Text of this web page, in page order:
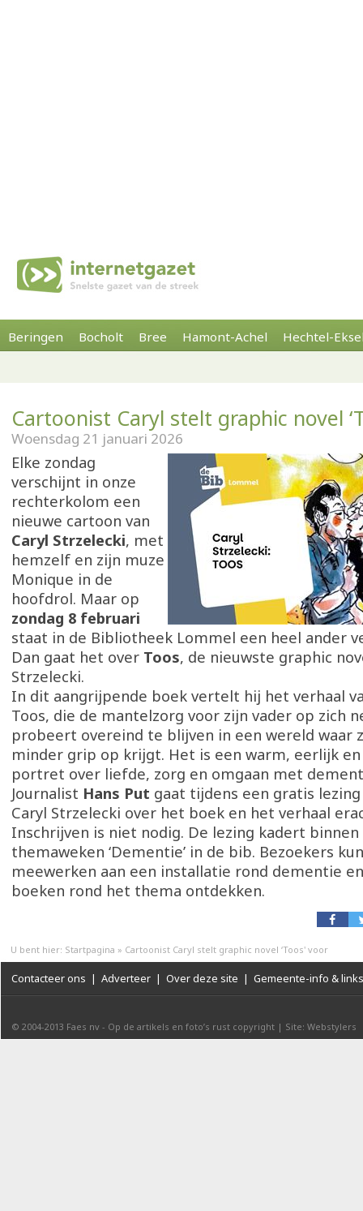
Beringen Bocholt Bree Hamont-Achel Hechtel-
Cartoonist Caryl stelt graphic novel
Woensdag 21 januari 2026
Elke zondag
verschijnt in onze
rechterkolom een
nieuwe cartoon van
Caryl Strzelecki, met
hemzelf en zijn muze
Monique in de
hoofdrol. Maar op
zondag 8 februari
staat in de Bibliotheek Lommel een heel ander
Dan gaat het over Toos, de nieuwste graphic
Strzelecki.
In dit aangrijpende boek vertelt hij het verhaal
Toos, die de mantelzorg voor zijn vader op zich
probeert overeind te blijven in een wereld waar
minder grip op krijgt. Het is een warm, eerlijk
portret over liefde, zorg en omgaan met
Journalist Hans Put gaat tijdens een gratis
Caryl Strzelecki over het boek en het verhaal
Inschrijven is niet nodig. De lezing kadert binnen
themaweken ‘Dementie’ in de bib. Bezoekers
meewerken aan een installatie rond dementie
boeken rond het thema ontdekken.
U bent hier: Startpagina » Cartoonist Caryl stelt graphic novel ‘Toos' voor
Contacteer ons | Adverteer | Over deze site | Gemeente-info & links
© 2004-2013 Faes nv - Op de artikels en foto’s rust copyright | Site: Webstylers